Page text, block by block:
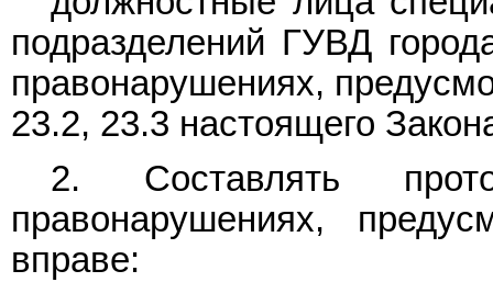
подразделений ГУВД
правонарушениях,
23.2, 23.3 настоящего
2. Составлять
правонарушениях,
вправе: